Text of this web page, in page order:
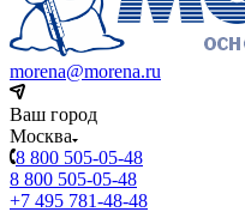
morena@morena.ru
Ваш город
Москва
8 800 505-05-48
8 800 505-05-48
+7 495 781-48-48